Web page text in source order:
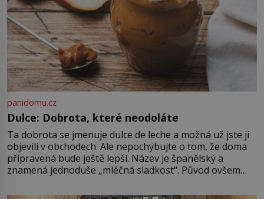
panidomu.cz
Dulce: Dobrota, které neodoláte
Ta dobrota se jmenuje dulce de leche a možná už jste ji
objevili v obchodech. Ale nepochybujte o tom, že doma
připravená bude ještě lepší. Název je španělský a
znamená jednoduše „mléčná sladkost“. Původ ovšem
pře hned několik latinskoamerických zemí a k tomu